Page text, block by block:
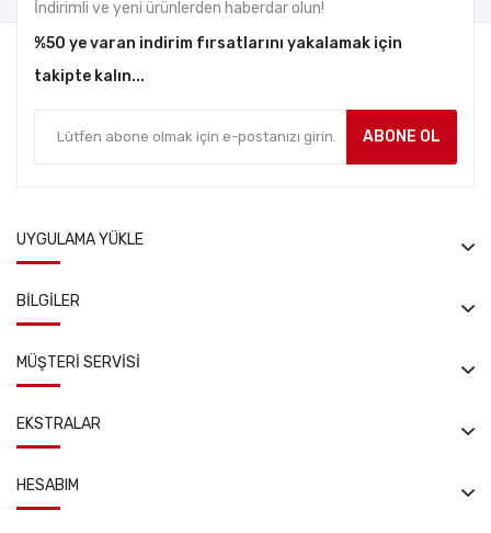
İndirimli ve yeni ürünlerden haberdar olun!
%50 ye varan indirim fırsatlarını yakalamak için
takipte kalın...
ABONE OL
UYGULAMA YÜKLE
BILGILER
MÜŞTERI SERVISI
EKSTRALAR
HESABIM